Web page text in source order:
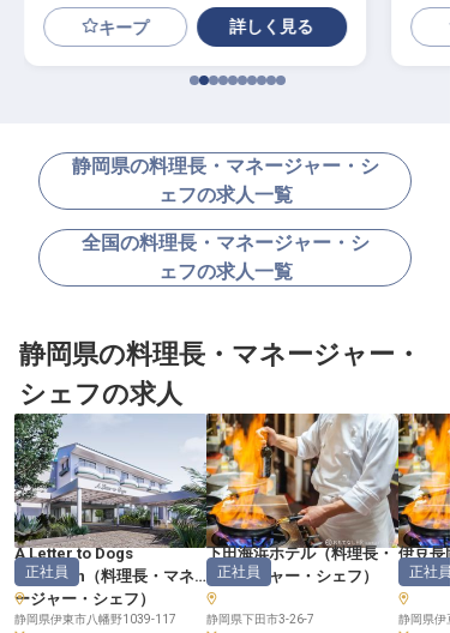
キープ 詳しく見る
静岡県の料理長・マネージャー・シ
ェフの求人一覧
全国の料理長・マネージャー・シ
ェフの求人一覧
静岡県の料理長・マネージャー・
シェフの求人
A Letter to Dogs
Izukogen （料理長・マネ
ージャー・シェフ ）
正社員
静岡県伊東市八幡野1039-117
下田海浜ホテル（料理長・
マネージャー・シェフ ）
正社員
静岡県下田市3-26-7
伊豆長
マネ
正社員
静岡県伊